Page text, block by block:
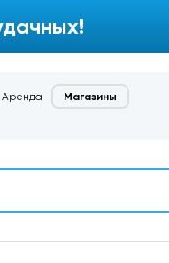
Аренда Магазины